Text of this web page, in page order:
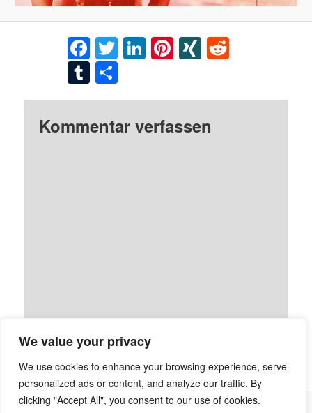
We value your privacy
We use cookies to enhance your browsing experience, serve
personalized ads or content, and analyze our traffic. By
clicking "Accept All", you consent to our use of cookies.
Facebook
Twitter
LinkedIn
Pinterest
XING
Tumblr
Kommentar verfassen